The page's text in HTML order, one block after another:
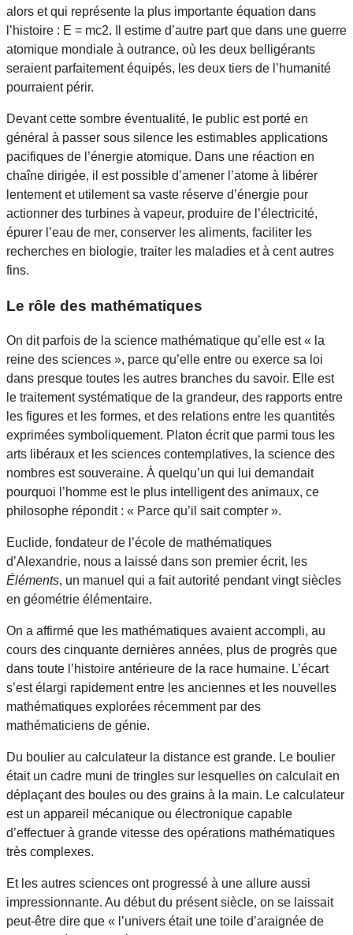
alors et qui représente la plus importante équation dans
l’histoire : E = mc2. Il estime d’autre part que dans une guerre
atomique mondiale à outrance, où les deux belligérants
seraient parfaitement équipés, les deux tiers de l’humanité
pourraient périr.
Devant cette sombre éventualité, le public est porté en
général à passer sous silence les estimables applications
pacifiques de l’énergie atomique. Dans une réaction en
chaîne dirigée, il est possible d’amener l’atome à libérer
lentement et utilement sa vaste réserve d’énergie pour
actionner des turbines à vapeur, produire de l’électricité,
épurer l’eau de mer, conserver les aliments, faciliter les
recherches en biologie, traiter les maladies et à cent autres
fins.
Le rôle des mathématiques
On dit parfois de la science mathématique qu’elle est « la
reine des sciences », parce qu’elle entre ou exerce sa loi
dans presque toutes les autres branches du savoir. Elle est
le traitement systématique de la grandeur, des rapports entre
les figures et les formes, et des relations entre les quantités
exprimées symboliquement. Platon écrit que parmi tous les
arts libéraux et les sciences contemplatives, la science des
nombres est souveraine. À quelqu’un qui lui demandait
pourquoi l’homme est le plus intelligent des animaux, ce
philosophe répondit : « Parce qu’il sait compter ».
Euclide, fondateur de l’école de mathématiques
d’Alexandrie, nous a laissé dans son premier écrit, les
Éléments, un manuel qui a fait autorité pendant vingt siècles
en géométrie élémentaire.
On a affirmé que les mathématiques avaient accompli, au
cours des cinquante dernières années, plus de progrès que
dans toute l’histoire antérieure de la race humaine. L’écart
s’est élargi rapidement entre les anciennes et les nouvelles
mathématiques explorées récemment par des
mathématiciens de génie.
Du boulier au calculateur la distance est grande. Le boulier
était un cadre muni de tringles sur lesquelles on calculait en
déplaçant des boules ou des grains à la main. Le calculateur
est un appareil mécanique ou électronique capable
d’effectuer à grande vitesse des opérations mathématiques
très complexes.
Et les autres sciences ont progressé à une allure aussi
impressionnante. Au début du présent siècle, on se laissait
peut-être dire que « l’univers était une toile d’araignée de